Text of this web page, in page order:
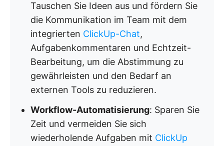
Tauschen Sie Ideen aus und fördern Sie
die Kommunikation im Team mit dem
integrierten ClickUp-Chat,
Aufgabenkommentaren und Echtzeit-
Bearbeitung, um die Abstimmung zu
gewährleisten und den Bedarf an
externen Tools zu reduzieren.
Workflow-Automatisierung: Sparen Sie
Zeit und vermeiden Sie sich
wiederholende Aufgaben mit ClickUp